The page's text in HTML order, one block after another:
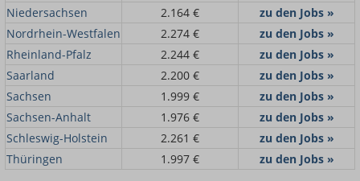
Niedersachsen
2.164 €
zu den Jobs »
Nordrhein-Westfalen
2.274 €
zu den Jobs »
Rheinland-Pfalz
2.244 €
zu den Jobs »
Saarland
2.200 €
zu den Jobs »
Sachsen
1.999 €
zu den Jobs »
Sachsen-Anhalt
1.976 €
zu den Jobs »
Schleswig-Holstein
2.261 €
zu den Jobs »
Thüringen
1.997 € zu den Jobs »